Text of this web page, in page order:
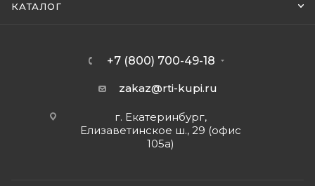
КАТАЛОГ
+7 (800) 700-49-18
zakaz@rti-kupi.ru
г. Екатеринбург,
Елизаветинское ш., 29 (офис
105а)